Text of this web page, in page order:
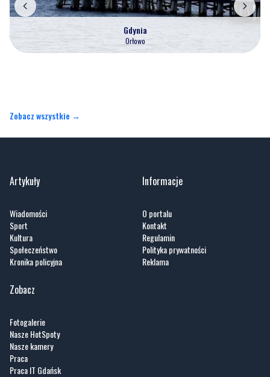
Gdynia
Orłowo
Zobacz wszystkie →
Artykuły
Wiadomości
Sport
Kultura
Społeczeństwo
Kronika policyjna
Informacje
O portalu
Kontakt
Regulamin
Polityka prywatności
Reklama
Zobacz
Fotogalerie
Nasze HotSpoty
Nasze kamery
Praca
Praca IT Gdańsk